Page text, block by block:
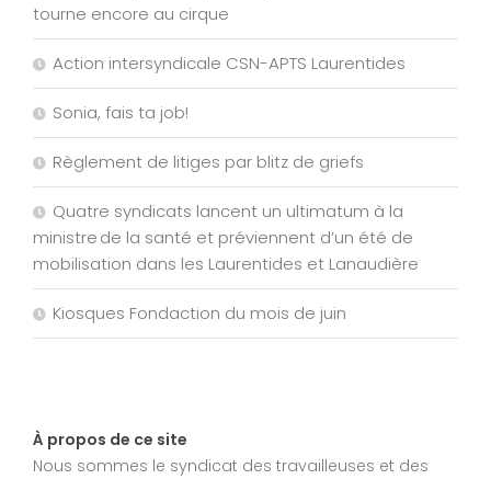
tourne encore au cirque
Action intersyndicale CSN-APTS Laurentides
Sonia, fais ta job!
Règlement de litiges par blitz de griefs
Quatre syndicats lancent un ultimatum à la
ministre de la santé et préviennent d’un été de
mobilisation dans les Laurentides et Lanaudière
Kiosques Fondaction du mois de juin
À propos de ce site
Nous sommes le syndicat des travailleuses et des